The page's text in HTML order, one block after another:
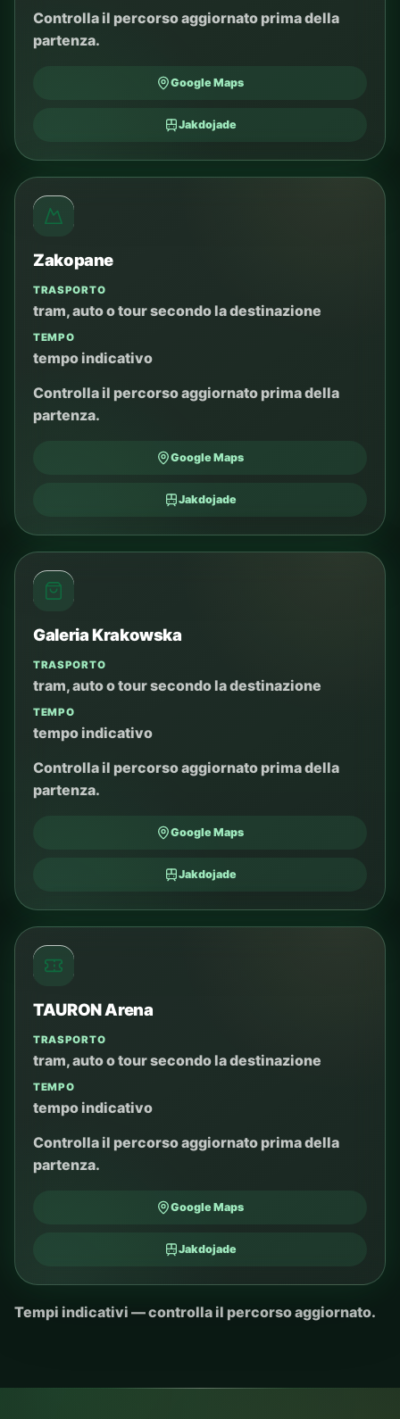
Controlla il percorso aggiornato prima della
partenza.
Google Maps
Jakdojade
Zakopane
TRASPORTO
tram, auto o tour secondo la destinazione
TEMPO
tempo indicativo
Controlla il percorso aggiornato prima della
partenza.
Google Maps
Jakdojade
Galeria Krakowska
TRASPORTO
tram, auto o tour secondo la destinazione
TEMPO
tempo indicativo
Controlla il percorso aggiornato prima della
partenza.
Google Maps
Jakdojade
TAURON Arena
TRASPORTO
tram, auto o tour secondo la destinazione
TEMPO
tempo indicativo
Controlla il percorso aggiornato prima della
partenza.
Google Maps
Jakdojade
Tempi indicativi — controlla il percorso aggiornato.